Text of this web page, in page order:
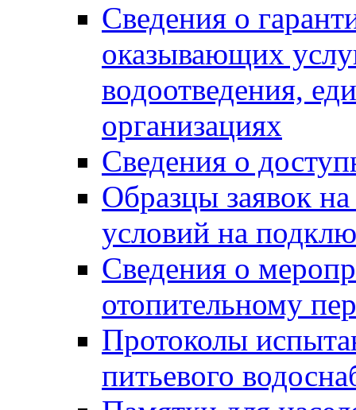
Сведения о
оказывающих
водоотведения,
организациях
Сведения о
Образцы заявок
условий на
Сведения о
отопительному
Протоколы
питьевого